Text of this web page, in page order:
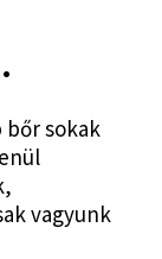
bőr sokak
vagyunk